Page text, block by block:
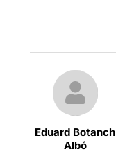
Eduard Botanch
Albó